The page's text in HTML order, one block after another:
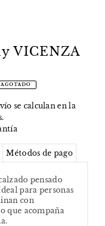
VICENZA
AGOTADO
se calculan en la
Métodos de pago
pensado
para personas
con
que acompaña